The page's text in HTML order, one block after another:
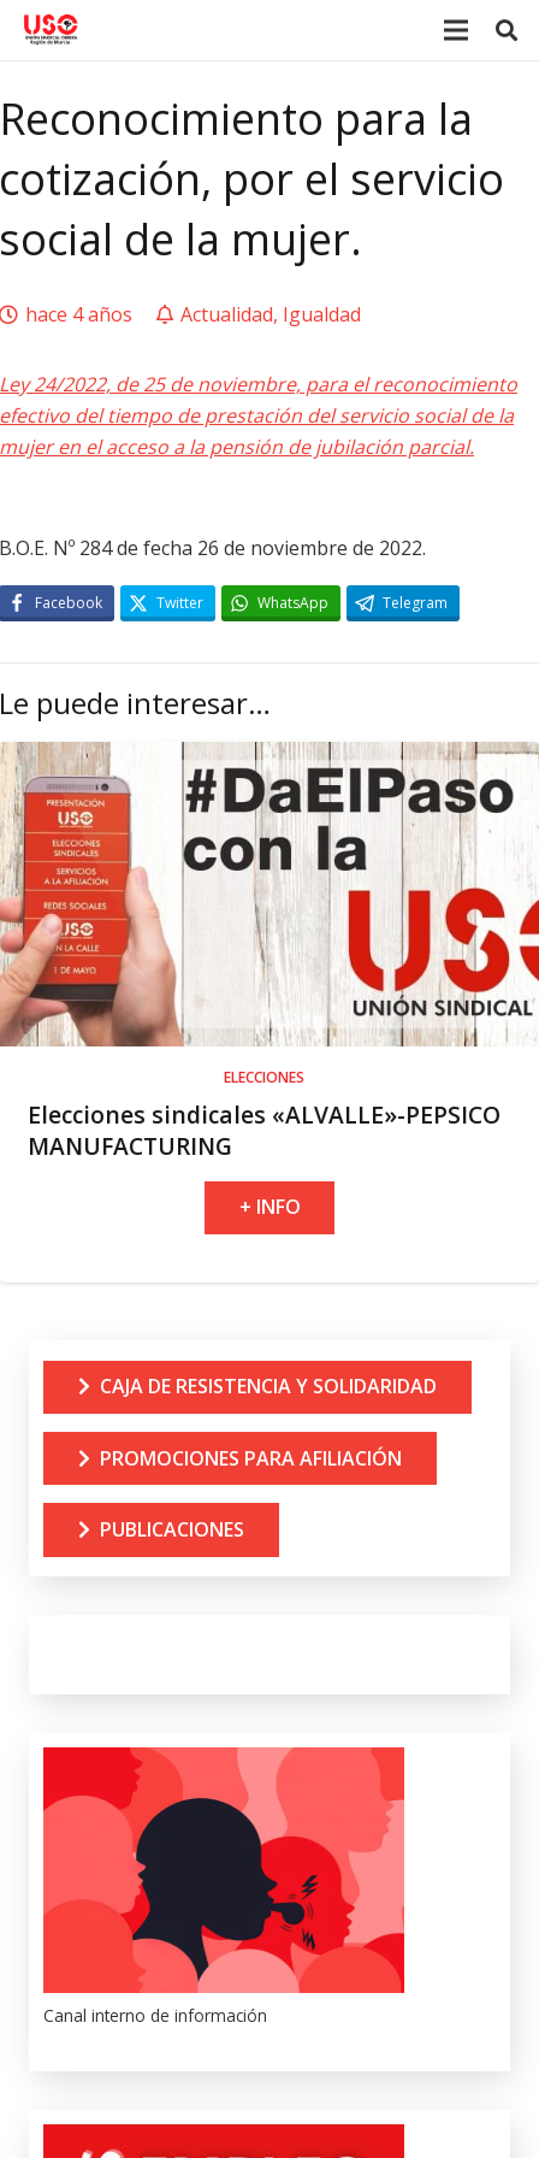
Reconocimiento para la
cotización, por el servicio
social de la mujer.
hace 4 años Actualidad, Igualdad
Ley 24/2022, de 25 de noviembre, para el reconocimiento
efectivo del tiempo de prestación del servicio social de la
mujer en el acceso a la pensión de jubilación parcial.
B.O.E. Nº 284 de fecha 26 de noviembre de 2022.
Facebook Twitter WhatsApp Telegram
Le puede interesar…
ELECCIONES
Elecciones sindicales «ALVALLE»-PEPSICO
MANUFACTURING
+ INFO
CAJA DE RESISTENCIA Y SOLIDARIDAD
PROMOCIONES PARA AFILIACIÓN
PUBLICACIONES
Canal interno de información